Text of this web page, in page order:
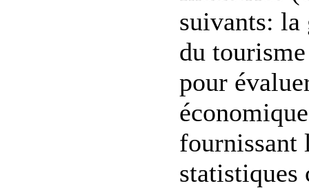
suivants: la
du
pour
fournissant
statistiques